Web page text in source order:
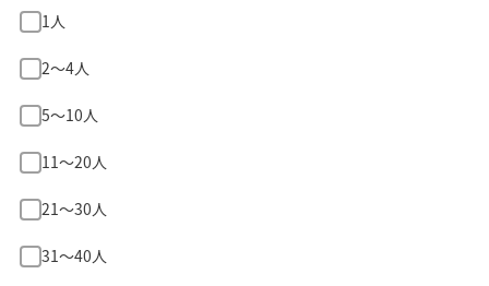
1人
2〜4人
5〜10人
11〜20人
21〜30人
31〜40人